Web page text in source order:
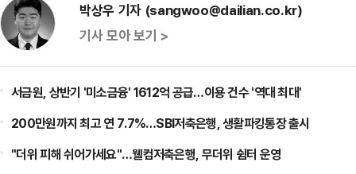
박상우 기자 (sangwoo@dailian.co.kr)
기사 모아 보기 >
서금원, 상반기 '미소금융' 1612억 공급…이용 건수 '역대 최대'
200만원까지 최고 연 7.7%…SBI저축은행, 생활파킹통장 출시
"더위 피해 쉬어가세요"…웰컴저축은행, 무더위 쉼터 운영